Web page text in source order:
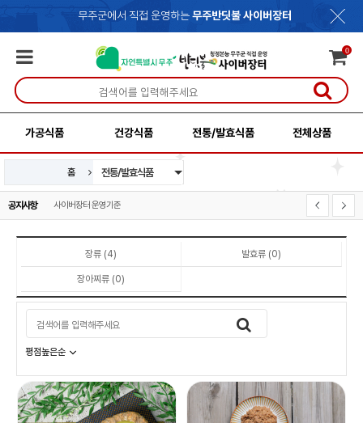
무주군에서 직접 운영하는무주반딧불 사이버장터
0
가공식품 건강식품 전통/발효식품 전체상품
홈 신선식품
가공식품
건강식품
전통/발효식품
공지사항
사이버장터 운영기준
개인정보처리방침
장류 (4) 발효류 (0)
장아찌류 (0)
평점높은순